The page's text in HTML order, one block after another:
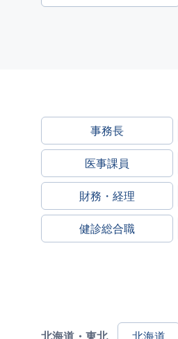
事務長
医事課員
財務・経理
健診総合職
北海道・東北 北海道